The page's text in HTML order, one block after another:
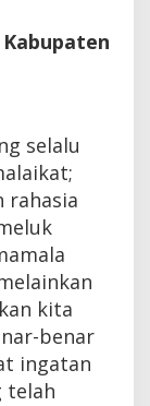
selalu
rahasia
kita
benar
ingatan
telah